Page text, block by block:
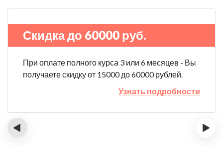
Скидка до 60000 руб.
При оплате полного курса 3 или 6 месяцев - Вы
получаете скидку от 15000 до 60000 рублей.
Узнать подробности
‹ ›